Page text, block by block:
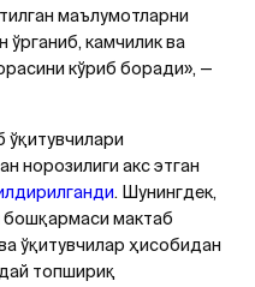
маълумотларни
камчилик ва
кўриб боради», —
ўқитувчилари
норозилиги акс этган
. Шунингдек,
мактаб
ўқитувчилар ҳисобидан
топшириқ